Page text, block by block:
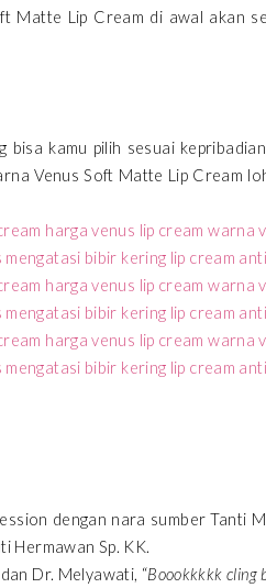
Matte Lip Cream di awal akan
kamu pilih sesuai
Venus Soft Matte Lip Cream
dengan nara sumber Tanti
Hermawan Sp. KK.
Dr. Melyawati, “Boookkkkk cling